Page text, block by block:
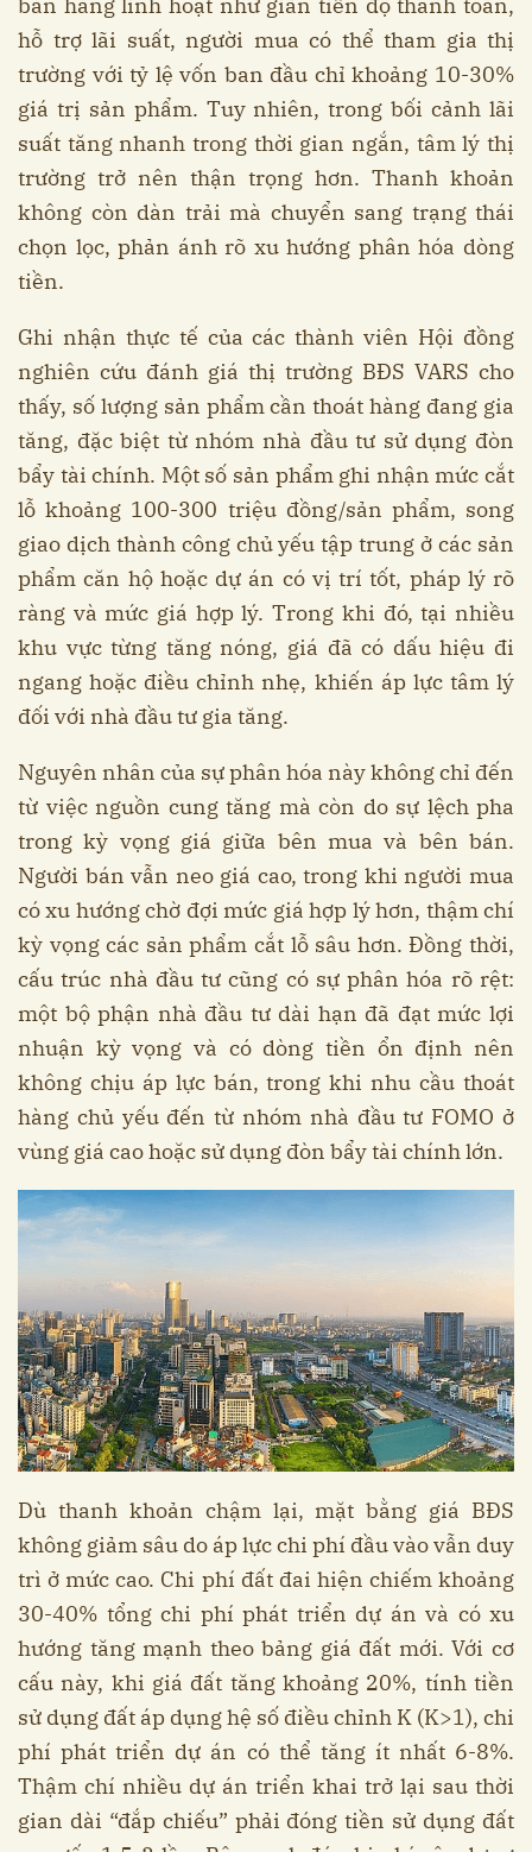
bán hàng linh hoạt như giãn tiến độ thanh toán,
hỗ trợ lãi suất, người mua có thể tham gia thị
trường với tỷ lệ vốn ban đầu chỉ khoảng 10-30%
giá trị sản phẩm. Tuy nhiên, trong bối cảnh lãi
suất tăng nhanh trong thời gian ngắn, tâm lý thị
trường trở nên thận trọng hơn. Thanh khoản
không còn dàn trải mà chuyển sang trạng thái
chọn lọc, phản ánh rõ xu hướng phân hóa dòng
tiền.
Ghi nhận thực tế của các thành viên Hội đồng
nghiên cứu đánh giá thị trường BĐS VARS cho
thấy, số lượng sản phẩm cần thoát hàng đang gia
tăng, đặc biệt từ nhóm nhà đầu tư sử dụng đòn
bẩy tài chính. Một số sản phẩm ghi nhận mức cắt
lỗ khoảng 100-300 triệu đồng/sản phẩm, song
giao dịch thành công chủ yếu tập trung ở các sản
phẩm căn hộ hoặc dự án có vị trí tốt, pháp lý rõ
ràng và mức giá hợp lý. Trong khi đó, tại nhiều
khu vực từng tăng nóng, giá đã có dấu hiệu đi
ngang hoặc điều chỉnh nhẹ, khiến áp lực tâm lý
đối với nhà đầu tư gia tăng.
Nguyên nhân của sự phân hóa này không chỉ đến
từ việc nguồn cung tăng mà còn do sự lệch pha
trong kỳ vọng giá giữa bên mua và bên bán.
Người bán vẫn neo giá cao, trong khi người mua
có xu hướng chờ đợi mức giá hợp lý hơn, thậm chí
kỳ vọng các sản phẩm cắt lỗ sâu hơn. Đồng thời,
cấu trúc nhà đầu tư cũng có sự phân hóa rõ rệt:
một bộ phận nhà đầu tư dài hạn đã đạt mức lợi
nhuận kỳ vọng và có dòng tiền ổn định nên
không chịu áp lực bán, trong khi nhu cầu thoát
hàng chủ yếu đến từ nhóm nhà đầu tư FOMO ở
vùng giá cao hoặc sử dụng đòn bẩy tài chính lớn.
Dù thanh khoản chậm lại, mặt bằng giá BĐS
không giảm sâu do áp lực chi phí đầu vào vẫn duy
trì ở mức cao. Chi phí đất đai hiện chiếm khoảng
30-40% tổng chi phí phát triển dự án và có xu
hướng tăng mạnh theo bảng giá đất mới. Với cơ
cấu này, khi giá đất tăng khoảng 20%, tính tiền
sử dụng đất áp dụng hệ số điều chỉnh K (K>1), chi
phí phát triển dự án có thể tăng ít nhất 6-8%.
Thậm chí nhiều dự án triển khai trở lại sau thời
gian dài “đắp chiếu” phải đóng tiền sử dụng đất